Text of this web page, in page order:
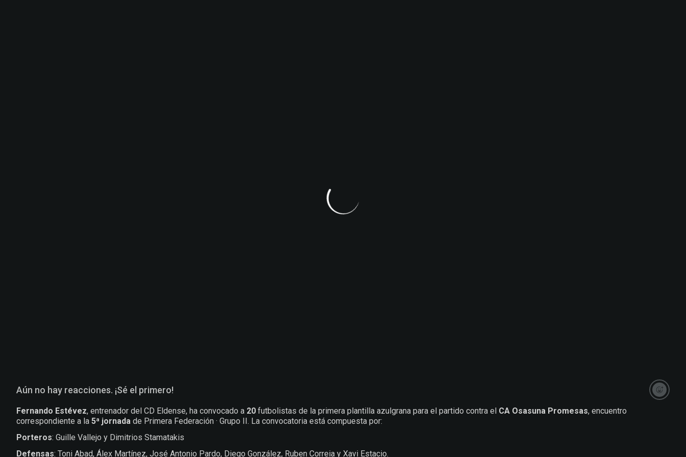
Aún no hay reacciones. ¡Sé el primero!
Fernando Estévez, entrenador del CD Eldense, ha convocado a 20 futbolistas de la primera plantilla azulgrana para el partido contra el CA Osasuna Promesas, encuentro
correspondiente a la 5ª jornada de Primera Federación · Grupo II. La convocatoria está compuesta por:
Porteros: Guille Vallejo y Dimitrios Stamatakis
Defensas: Toni Abad, Álex Martínez, José Antonio Pardo, Diego González, Ruben Correia y Xavi Estacio.